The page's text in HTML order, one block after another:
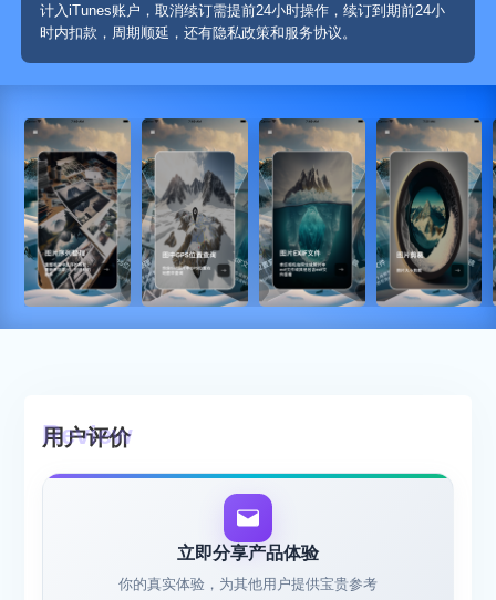
计入iTunes账户，取消续订需提前24小时操作，续订到期前24小
时内扣款，周期顺延，还有隐私政策和服务协议。
用户评价
立即分享产品体验
你的真实体验，为其他用户提供宝贵参考